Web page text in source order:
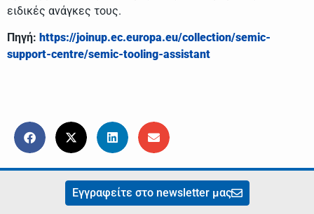
ειδικές ανάγκες τους.
Πηγή: https://joinup.ec.europa.eu/collection/semic-
support-centre/semic-tooling-assistant
Εγγραφείτε στο newsletter μας